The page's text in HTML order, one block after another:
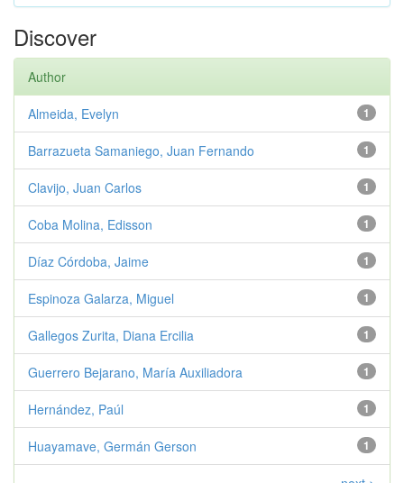
Discover
Author
1
Almeida, Evelyn
1
Barrazueta Samaniego, Juan Fernando
1
Clavijo, Juan Carlos
1
Coba Molina, Edisson
1
Díaz Córdoba, Jaime
1
Espinoza Galarza, Miguel
1
Gallegos Zurita, Diana Ercilia
1
Guerrero Bejarano, María Auxiliadora
1
Hernández, Paúl
1
Huayamave, Germán Gerson